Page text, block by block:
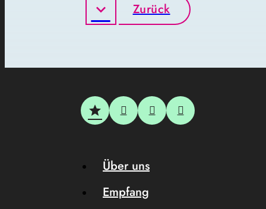
Zurück
Über uns
Empfang